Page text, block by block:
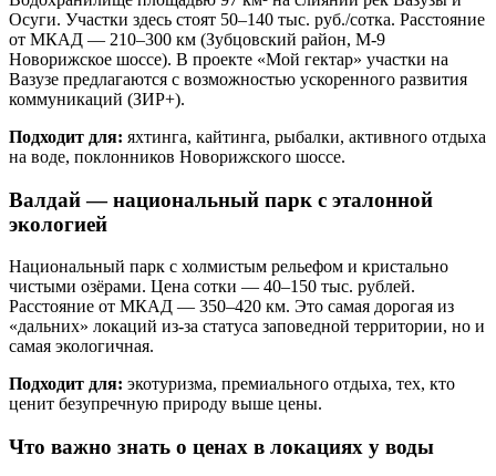
Осуги. Участки здесь стоят 50–140 тыс. руб./сотка. Расстояние
от МКАД — 210–300 км (Зубцовский район, М-9
Новорижское шоссе). В проекте «Мой гектар» участки на
Вазузе предлагаются с возможностью ускоренного развития
коммуникаций (ЗИР+).
Подходит для: яхтинга, кайтинга, рыбалки, активного отдыха
на воде, поклонников Новорижского шоссе.
Валдай — национальный парк с эталонной
экологией
Национальный парк с холмистым рельефом и кристально
чистыми озёрами. Цена сотки — 40–150 тыс. рублей.
Расстояние от МКАД — 350–420 км. Это самая дорогая из
«дальних» локаций из-за статуса заповедной территории, но и
самая экологичная.
Подходит для: экотуризма, премиального отдыха, тех, кто
ценит безупречную природу выше цены.
Что важно знать о ценах в локациях у воды